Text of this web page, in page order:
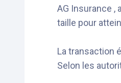
AG Insurance ,
taille pour
La transaction
Selon les